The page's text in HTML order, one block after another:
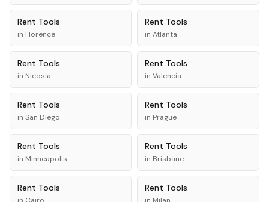
Rent Tools
in Florence
Rent Tools
in Atlanta
Rent Tools
in Nicosia
Rent Tools
in Valencia
Rent Tools
in San Diego
Rent Tools
in Prague
Rent Tools
in Minneapolis
Rent Tools
in Brisbane
Rent Tools Rent Tools